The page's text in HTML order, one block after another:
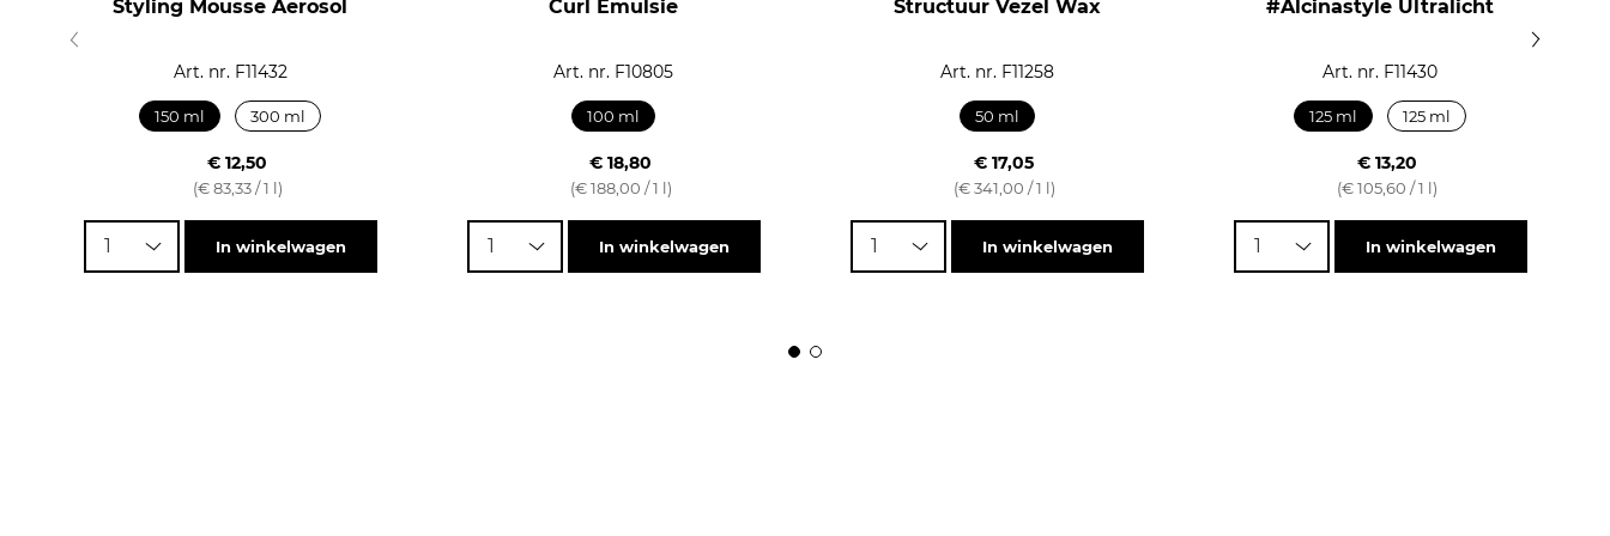
Styling Mousse Aerosol
Art. nr. F11432
150 ml 300 ml
€ 12,50
(€ 83,33 / 1 l)
1 In winkelwagen
Curl Emulsie
Art. nr. F10805
100 ml
€ 18,80
(€ 188,00 / 1 l)
1 In winkelwagen
Structuur Vezel Wax
Art. nr. F11258
50 ml
€ 17,05
(€ 341,00 / 1 l)
1 In winkelwagen
#Alcinastyle Ultralicht
Art. nr. F11430
125 ml 125 ml
€ 13,20
(€ 105,60 / 1 l)
1 In winkelwagen